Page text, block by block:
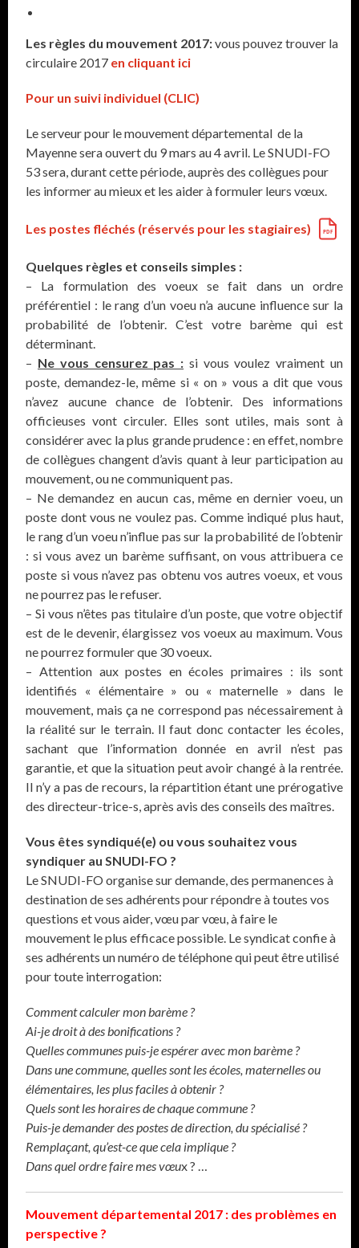
Les règles du mouvement 2017:vous pouvez trouver la
circulaire 2017 en cliquant ici
Pour un suivi individuel (CLIC)
Le serveur pour le mouvement départemental de la
Mayenne sera ouvert du 9 mars au 4 avril. Le SNUDI-FO
53 sera, durant cette période, auprès des collègues pour
les informer au mieux et les aider à formuler leurs vœux.
Les postes fléchés (réservés pour les stagiaires)
Quelques règles et conseils simples :
– La formulation des voeux se fait dans un ordre
préférentiel : le rang d’un voeu n’a aucune influence sur la
probabilité de l’obtenir. C’est votre barème qui est
déterminant.
– Ne vous censurez pas : si vous voulez vraiment un
poste, demandez-le, même si « on » vous a dit que vous
n’avez aucune chance de l’obtenir. Des informations
officieuses vont circuler. Elles sont utiles, mais sont à
considérer avec la plus grande prudence : en effet, nombre
de collègues changent d’avis quant à leur participation au
mouvement, ou ne communiquent pas.
– Ne demandez en aucun cas, même en dernier voeu, un
poste dont vous ne voulez pas. Comme indiqué plus haut,
le rang d’un voeu n’influe pas sur la probabilité de l’obtenir
: si vous avez un barème suffisant, on vous attribuera ce
poste si vous n’avez pas obtenu vos autres voeux, et vous
ne pourrez pas le refuser.
– Si vous n’êtes pas titulaire d’un poste, que votre objectif
est de le devenir, élargissez vos voeux au maximum. Vous
ne pourrez formuler que 30 voeux.
– Attention aux postes en écoles primaires : ils sont
identifiés « élémentaire » ou « maternelle » dans le
mouvement, mais ça ne correspond pas nécessairement à
la réalité sur le terrain. Il faut donc contacter les écoles,
sachant que l’information donnée en avril n’est pas
garantie, et que la situation peut avoir changé à la rentrée.
Il n’y a pas de recours, la répartition étant une prérogative
des directeur-trice-s, après avis des conseils des maîtres.
Vous êtes syndiqué(e) ou vous souhaitez vous
syndiquer au SNUDI-FO ?
Le SNUDI-FO organise sur demande, des permanences à
destination de ses adhérents pour répondre à toutes vos
questions et vous aider, vœu par vœu, à faire le
mouvement le plus efficace possible. Le syndicat confie à
ses adhérents un numéro de téléphone qui peut être utilisé
pour toute interrogation:
Comment calculer mon barème ?
Ai-je droit à des bonifications ?
Quelles communes puis-je espérer avec mon barème ?
Dans une commune, quelles sont les écoles, maternelles ou
élémentaires, les plus faciles à obtenir ?
Quels sont les horaires de chaque commune ?
Puis-je demander des postes de direction, du spécialisé ?
Remplaçant, qu’est-ce que cela implique ?
Dans quel ordre faire mes vœux ? …
Mouvement départemental 2017 : des problèmes en
perspective ?